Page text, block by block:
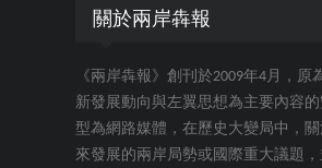
關於兩岸犇報
《兩岸犇報》創刊於2009年4月，原
新發展動向與左翼思想為主要內容
型為網路媒體，在歷史大變局中，
來發展的兩岸局勢或國際重大議題